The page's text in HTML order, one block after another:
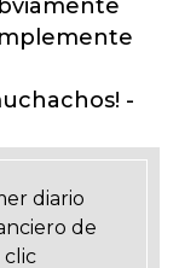
-
diario
de
clic